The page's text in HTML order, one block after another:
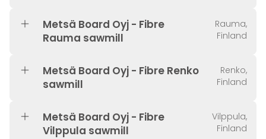
Metsä Board Oyj - Fibre
Rauma sawmill
Rauma,
Finland
Metsä Board Oyj - Fibre Renko
sawmill
Renko,
Finland
Metsä Board Oyj - Fibre
Vilppula sawmill
Vilppula,
Finland